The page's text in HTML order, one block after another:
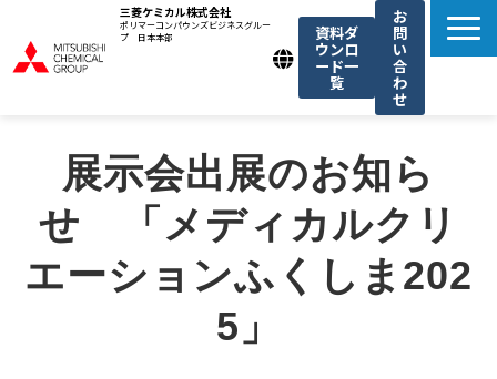
三菱ケミカル株式会社
ポリマーコンパウンズビジネスグルー
プ 日本本部
資料ダ
ウンロ
ード一
覧
お
問
い
合
わ
せ
我々の強み
用途例一覧
機能・トレンド記事一覧
お知らせ
展示会出展のお知ら
せ　「メディカルクリ
エーションふくしま202
5」